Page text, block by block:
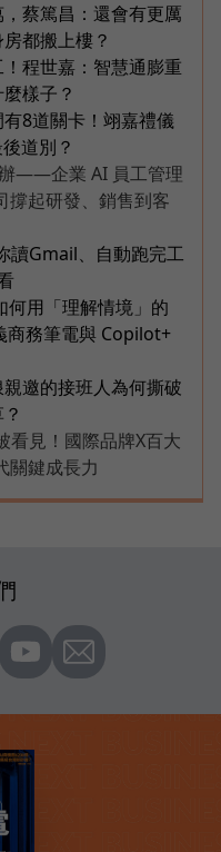
蔡篤昌：還會有更厲
都搬上樓？
程世嘉：智慧通膨重
樣子？
8道關卡！翊嘉禮儀
道別？
——企業 AI 員工管理
撐起研發、銷售到客
讀Gmail、自動跑完工
何用「理解情境」的
商務筆電與 Copilot+
邀的接班人為何撕破
看見！國際品牌X百大
關鍵成長力